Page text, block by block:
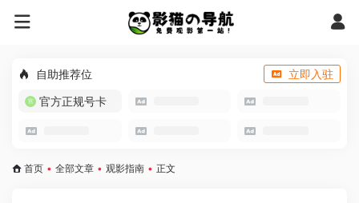
自助推荐位
立即入驻
官方正规号卡
首页 • 全部文章 • 观影指南 • 正文